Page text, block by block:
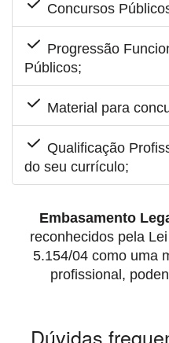
Concursos
Progressão
Públicos;
Material para
Qualificação
do seu currículo;
Embasamento
reconhecidos pela
5.154/04 como uma
profissional,
Dúvidas